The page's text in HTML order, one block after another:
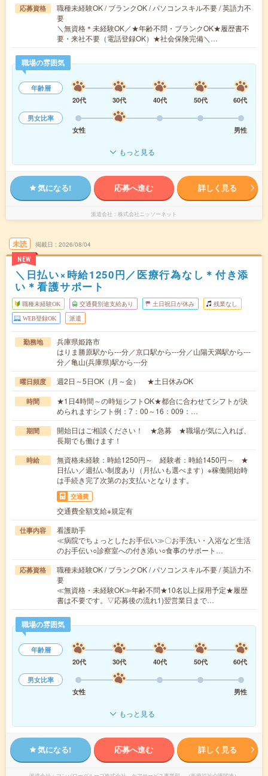
応募資格
職種未経験OK / ブランクOK / パソコンスキル不要 / 英語力不
要
＼無資格＊未経験OK／★年齢不問・ブランクOK★履歴書不
要・来社不要（電話登録OK）★社会保険完備＼…
職場の雰囲気
年齢層
20代
30代 40代 50代
60代
男女比率
女性
男性
もっと見る
気になる! 応募へ進む 詳しく見る
派遣会社 株式会社ニッソーネット
未読
NEW
掲載日 2026/08/04
＼日払い×時給1250円／医療行為なし＊付き添
い＊看護サポート
職種未経験OK 交通費別途支給あり 土日祝日が休み 残業なし
WEB登録OK 派遣
勤務地
兵庫県姫路市
はりま勝原駅から---分／京口駅から---分／山陽天満駅から---
分／亀山(兵庫県)駅から---分
曜日頻度 週2日～5日OK（月～金） ★土日休みOK
時間
★1日4時間～の時短シフトOK★都合に合わせてシフトが決
められますシフト例：7：00～16：009：…
期間
開始日はご相談ください！ ★急募 ★職場が気に入れば、
長期でも働けます！
時給
無資格未経験：時給1250円～ 経験者：時給1450円～ ★
日払い／週払い制度あり（月払いも選べます）※稼働開始時
は手続き完了次第のお支払いとなります。
交通費
交通費全額支給※規定有
仕事内容
看護助手
≪病院でちょっとしたお手伝い≫〇お手洗い・入浴など生活
のお手伝い○診察室への付き添い○食事のサポート…
応募資格
職種未経験OK / ブランクOK / パソコンスキル不要 / 英語力不
要
≪無資格・未経験OK≫年齢不問★10名以上採用予定★履歴
書は不要です。▽応募後の流れ1)翌営業日まで…
職場の雰囲気
年齢層
20代
30代 40代 50代
60代
男女比率
女性
男性
もっと見る
気になる! 応募へ進む 詳しく見る